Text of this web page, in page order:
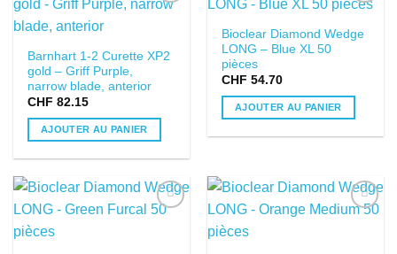
Barnhart 1-2 Curette XP2
gold – Griff Purple,
narrow blade, anterior
CHF 82.15
AJOUTER AU PANIER
LISTE DE
SOUHAITS
Bioclear Diamond Wedge
LONG – Blue XL 50
pièces
CHF 54.70
AJOUTER AU PANIER